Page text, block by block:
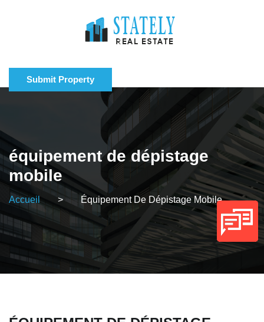
Submit Property
équipement de dépistage
mobile
Accueil > Équipement De Dépistage Mobile